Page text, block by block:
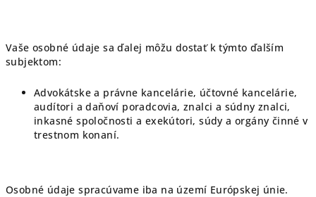
Vaše osobné údaje sa ďalej môžu dostať k týmto ďalším
subjektom:
Advokátske a právne kancelárie, účtovné kancelárie,
audítori a daňoví poradcovia, znalci a súdny znalci,
inkasné spoločnosti a exekútori, súdy a orgány činné v
trestnom konaní.
Osobné údaje spracúvame iba na území Európskej únie.